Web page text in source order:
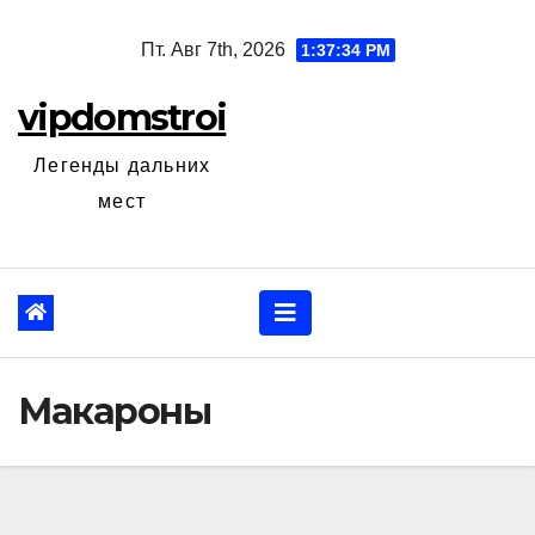
Пт. Авг 7th, 2026 1:37:36 PM
vipdomstroi
Легенды дальних
мест
Макароны